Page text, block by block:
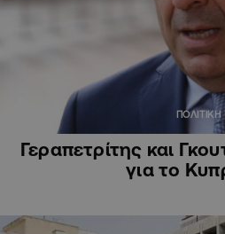
ΠΟΛΙΤΙΚΗ
Γεραπετρίτης και
για το